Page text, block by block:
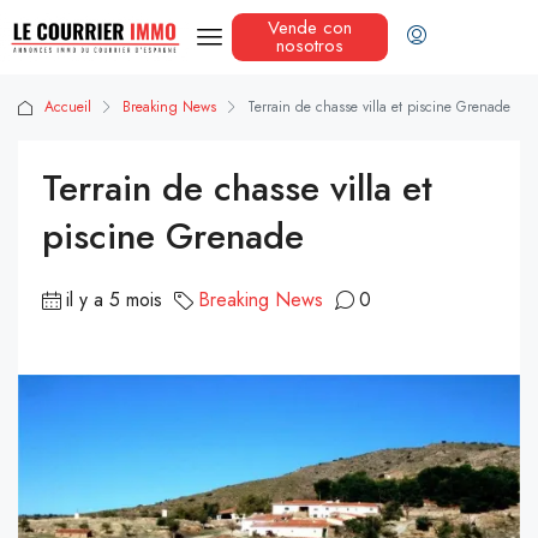
Vende con
nosotros
Accueil Breaking News Terrain de chasse villa et piscine Grenade
Terrain de chasse villa et
piscine Grenade
il y a 5 mois Breaking News 0